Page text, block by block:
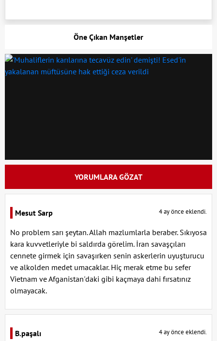
Öne Çıkan Manşetler
YORUMLARA GÖZAT
Mesut Sarp 4 ay önce eklendi.
No problem sarı şeytan. Allah mazlumlarla beraber. Sıkıyosa
kara kuvvetleriyle bi saldırda görelim. İran savaşçıları
cennete girmek için savaşırken senin askerlerin uyuşturucu
ve alkolden medet umacaklar. Hiç merak etme bu sefer
Vietnam ve Afganistan'daki gibi kaçmaya dahi fırsatınız
olmayacak.
B.paşalı 4 ay önce eklendi.